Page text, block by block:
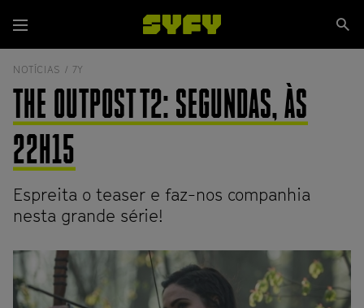
para
o
conteúdo
Menu
NOTÍCIAS / 7Y
THE OUTPOST T2: SEGUNDAS, ÀS
22H15
Espreita o teaser e faz-nos companhia
nesta grande série!